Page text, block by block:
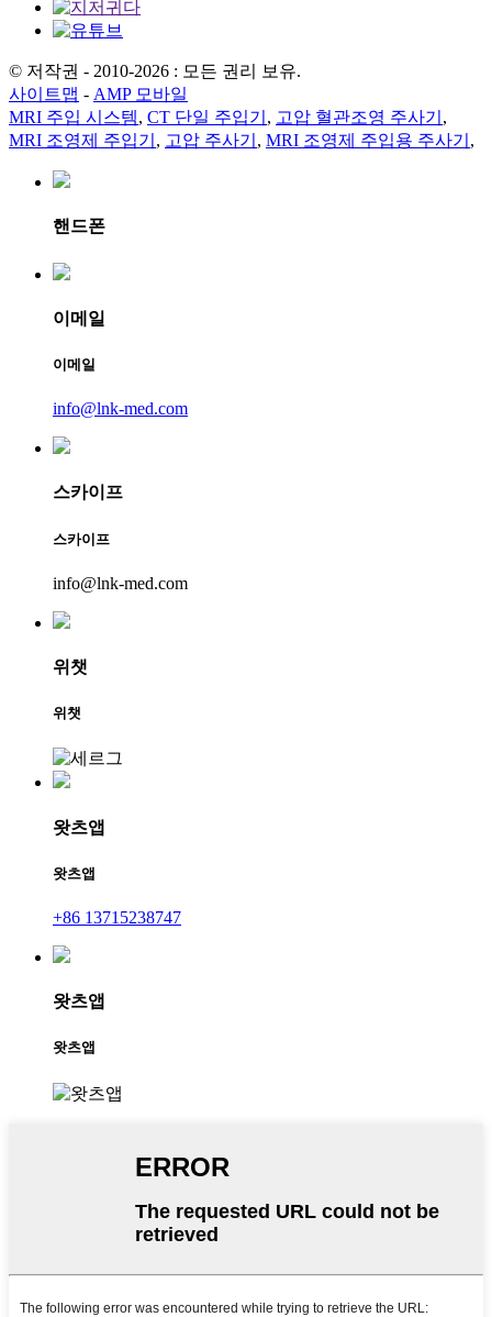
© 저작권 - 2010-2026 : 모든 권리 보유.
사이트맵 - AMP 모바일
MRI 주입 시스템, CT 단일 주입기 , 고압 혈관조영 주사기 ,
MRI 조영제 주입기 , 고압 주사기 , MRI 조영제 주입용 주사기 ,
핸드폰
이메일
이메일
info@lnk-med.com
스카이프
스카이프
info@lnk-med.com
위챗
위챗
왓츠앱
왓츠앱
+86 13715238747
왓츠앱
왓츠앱